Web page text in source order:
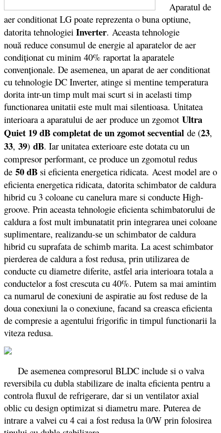
Aparatul de
aer conditionat LG poate reprezenta o buna optiune,
datorita tehnologiei Inverter. Aceasta tehnologie
nouă reduce consumul de energie al aparatelor de aer
condiționat cu minim 40% raportat la aparatele
convenționale. De asemenea, un aparat de aer conditionat
cu tehnologie DC Inverter, atinge si mentine temperatura
dorita intr-un timp mult mai scurt si in acelasti timp
functionarea unitatii este mult mai silentioasa. Unitatea
interioara a aparatului de aer produce un zgomot Ultra
Quiet 19 dB completat de un zgomot secvential de (23,
33, 39) dB. Iar unitatea exterioare este dotata cu un
compresor performant, ce produce un zgomotul redus
de 50 dB si eficienta energetica ridicata. Acest model are o
eficienta energetica ridicata, datorita schimbator de caldura
hibrid cu 3 coloane cu canelura mare si conducte High-
groove. Prin aceasta tehnologie eficienta schimbatorului de
caldura a fost mult imbunatatit prin integrarea unei coloane
suplimentare, realizandu-se un schimbator de caldura
hibrid cu suprafata de schimb marita. La acest schimbator
pierderea de caldura a fost redusa, prin utilizarea de
conducte cu diametre diferite, astfel aria interioara totala a
conductelor a fost crescuta cu 40%. Putem sa mai amintim
ca numarul de conexiuni de aspiratie au fost reduse de la
doua conexiuni la o conexiune, facand sa creasca eficienta
de compresie a agentului frigorific in timpul functionarii la
viteza redusa.
De asemenea compresorul BLDC include si o valva
reversibila cu dubla stabilizare de inalta eficienta pentru a
controla fluxul de refrigerare, dar si un ventilator axial
oblic cu design optimizat si diametru mare. Puterea de
intrare a valvei cu 4 cai a fost redusa la 0/W prin folosirea